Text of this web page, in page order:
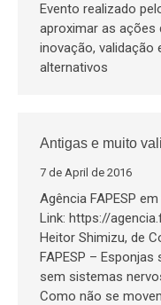
Evento realizado
aproximar as ações
inovação, validação
alternativos
Antigas e muito
7 de April de 2016
Agência FAPESP
Link: https://
Heitor Shimizu, de
FAPESP –
sem sistemas
Como não se